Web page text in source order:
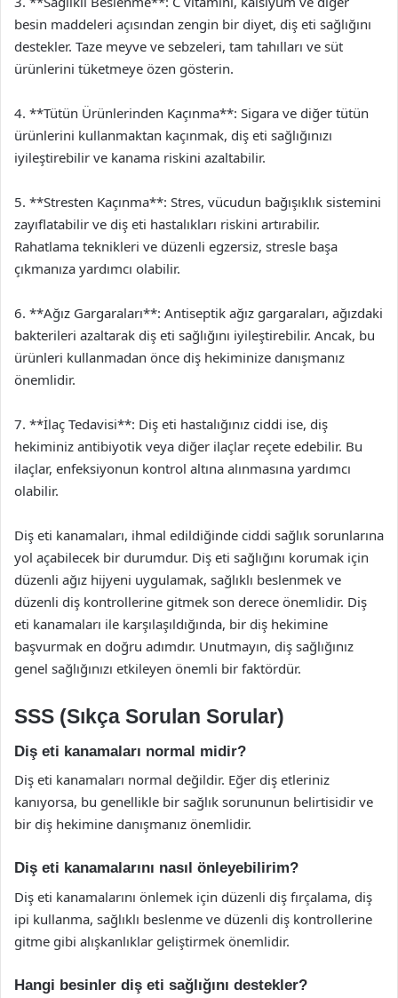
besin maddeleri açısından zengin bir diyet, diş eti sağlığını
destekler. Taze meyve ve sebzeleri, tam tahılları ve süt
ürünlerini tüketmeye özen gösterin.
4. **Tütün Ürünlerinden Kaçınma**: Sigara ve diğer tütün
ürünlerini kullanmaktan kaçınmak, diş eti sağlığınızı
iyileştirebilir ve kanama riskini azaltabilir.
5. **Stresten Kaçınma**: Stres, vücudun bağışıklık sistemini
zayıflatabilir ve diş eti hastalıkları riskini artırabilir.
Rahatlama teknikleri ve düzenli egzersiz, stresle başa
çıkmanıza yardımcı olabilir.
6. **Ağız Gargaraları**: Antiseptik ağız gargaraları, ağızdaki
bakterileri azaltarak diş eti sağlığını iyileştirebilir. Ancak, bu
ürünleri kullanmadan önce diş hekiminize danışmanız
önemlidir.
7. **İlaç Tedavisi**: Diş eti hastalığınız ciddi ise, diş
hekiminiz antibiyotik veya diğer ilaçlar reçete edebilir. Bu
ilaçlar, enfeksiyonun kontrol altına alınmasına yardımcı
olabilir.
Diş eti kanamaları, ihmal edildiğinde ciddi sağlık sorunlarına
yol açabilecek bir durumdur. Diş eti sağlığını korumak için
düzenli ağız hijyeni uygulamak, sağlıklı beslenmek ve
düzenli diş kontrollerine gitmek son derece önemlidir. Diş
eti kanamaları ile karşılaşıldığında, bir diş hekimine
başvurmak en doğru adımdır. Unutmayın, diş sağlığınız
genel sağlığınızı etkileyen önemli bir faktördür.
SSS (Sıkça Sorulan Sorular)
Diş eti kanamaları normal midir?
Diş eti kanamaları normal değildir. Eğer diş etleriniz
kanıyorsa, bu genellikle bir sağlık sorununun belirtisidir ve
bir diş hekimine danışmanız önemlidir.
Diş eti kanamalarını nasıl önleyebilirim?
Diş eti kanamalarını önlemek için düzenli diş fırçalama, diş
ipi kullanma, sağlıklı beslenme ve düzenli diş kontrollerine
gitme gibi alışkanlıklar geliştirmek önemlidir.
Hangi besinler diş eti sağlığını destekler?